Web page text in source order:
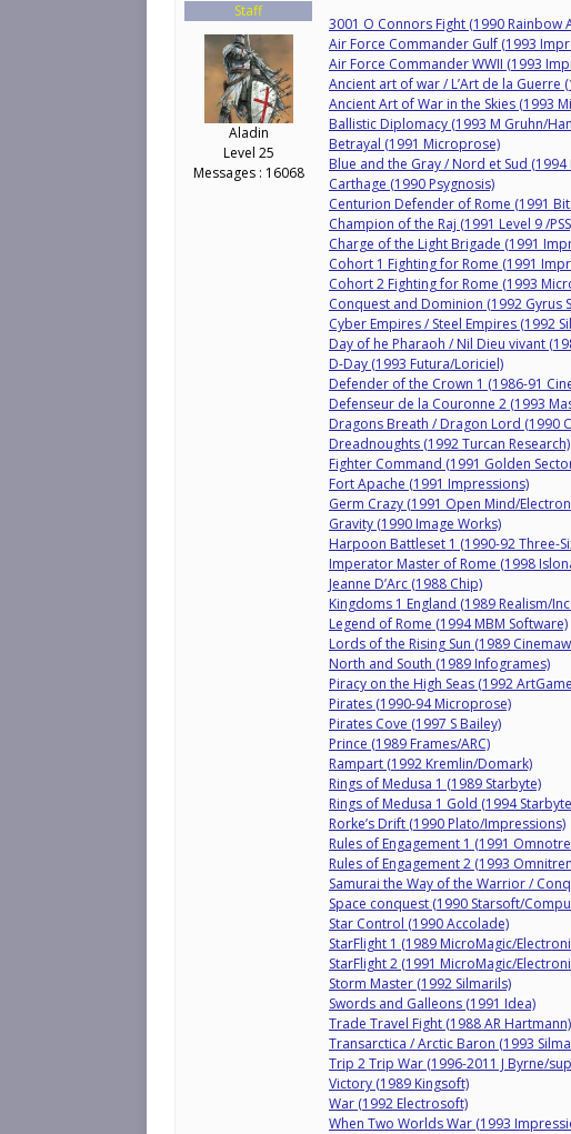
Staff
Aladin
Level 25
Messages : 16068
3001 O Connors Fight (1990 Rainbow
Air Force Commander Gulf (1993
Air Force Commander WWII (1993
Ancient art of war / L’Art de la
Ancient Art of War in the Skies (1993
Ballistic Diplomacy (1993 M Gruhn/
Betrayal (1991 Microprose)
Blue and the Gray / Nord et Sud
Carthage (1990 Psygnosis)
Centurion Defender of Rome (1991
Champion of the Raj (1991 Level 9 /
Charge of the Light Brigade (1991
Cohort 1 Fighting for Rome (1991
Cohort 2 Fighting for Rome (1993
Conquest and Dominion (1992 Gyrus
Cyber Empires / Steel Empires (1992
Day of he Pharaoh / Nil Dieu vivant
D-Day (1993 Futura/Loriciel)
Defender of the Crown 1 (1986-91
Defenseur de la Couronne 2 (1993
Dragons Breath / Dragon Lord (1990
Dreadnoughts (1992 Turcan Research)
Fighter Command (1991 Golden
Fort Apache (1991 Impressions)
Germ Crazy (1991 Open Mind/
Gravity (1990 Image Works)
Harpoon Battleset 1 (1990-92 Three-
Imperator Master of Rome (1998
Jeanne D’Arc (1988 Chip)
Kingdoms 1 England (1989 Realism/
Legend of Rome (1994 MBM Software)
Lords of the Rising Sun (1989
North and South (1989 Infogrames)
Piracy on the High Seas (1992
Pirates (1990-94 Microprose)
Pirates Cove (1997 S Bailey)
Prince (1989 Frames/ARC)
Rampart (1992 Kremlin/Domark)
Rings of Medusa 1 (1989 Starbyte)
Rings of Medusa 1 Gold (1994
Rorke’s Drift (1990 Plato/Impressions)
Rules of Engagement 1 (1991
Rules of Engagement 2 (1993
Samurai the Way of the Warrior /
Space conquest (1990 Starsoft/
Star Control (1990 Accolade)
StarFlight 1 (1989 MicroMagic/
StarFlight 2 (1991 MicroMagic/
Storm Master (1992 Silmarils)
Swords and Galleons (1991 Idea)
Trade Travel Fight (1988 AR Hartmann)
Transarctica / Arctic Baron (1993
Trip 2 Trip War (1996-2011 J Byrne/
Victory (1989 Kingsoft)
War (1992 Electrosoft)
When Two Worlds War (1993